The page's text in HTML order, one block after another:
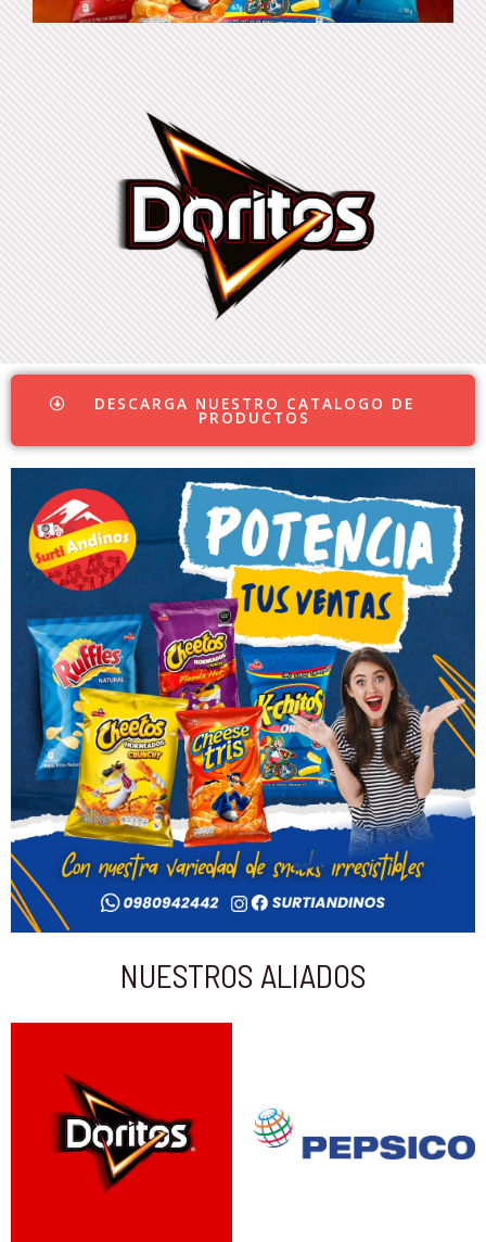
DESCARGA NUESTRO CATALOGO DE
PRODUCTOS
NUESTROS ALIADOS